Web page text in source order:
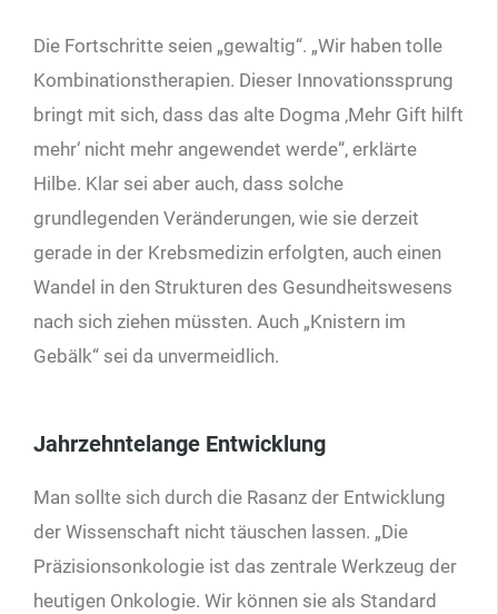
Die Fortschritte seien „gewaltig“. „Wir haben tolle
Kombinationstherapien. Dieser Innovationssprung
bringt mit sich, dass das alte Dogma ‚Mehr Gift hilft
mehr‘ nicht mehr angewendet werde“, erklärte
Hilbe. Klar sei aber auch, dass solche
grundlegenden Veränderungen, wie sie derzeit
gerade in der Krebsmedizin erfolgten, auch einen
Wandel in den Strukturen des Gesundheitswesens
nach sich ziehen müssten. Auch „Knistern im
Gebälk“ sei da unvermeidlich.
Jahrzehntelange Entwicklung
Man sollte sich durch die Rasanz der Entwicklung
der Wissenschaft nicht täuschen lassen. „Die
Präzisionsonkologie ist das zentrale Werkzeug der
heutigen Onkologie. Wir können sie als Standard